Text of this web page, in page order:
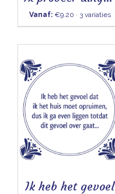
Vanaf:€9.20 · 3 variaties
Ik heb het gevoel